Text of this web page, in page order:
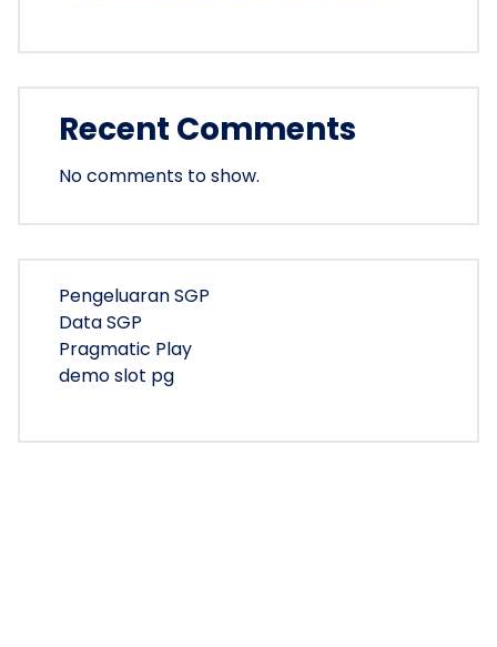
Recent Comments
No comments to show.
Pengeluaran SGP
Data SGP
Pragmatic Play
demo slot pg